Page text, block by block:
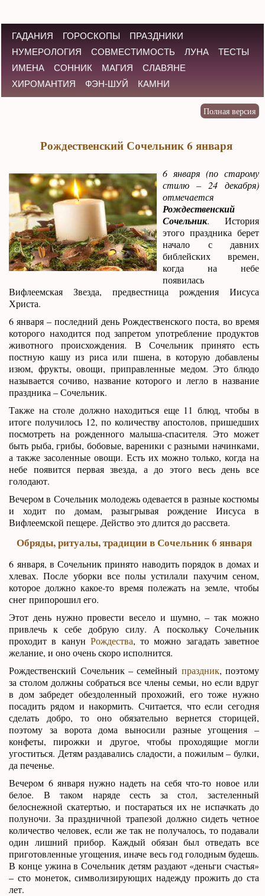
ГАДАНИЯ ГОРОСКОПЫ
ПРАЗДНИКИ
НУМЕРОЛОГИЯ
СОВМЕСТИМОСТЬ ЛУНА
ТЕСТЫ
ИМЕНА
СОННИК МАГИЯ
СЛАВЯНЕ
ХИРОМАНТИЯ
ФЭН-ШУЙ КАМНИ
Рождественский Сочельник 6 января
6 января (по старому
стилю – 24 декабря)
отмечается
Рождественский
Сочельник. История
этого праздника берет
начало с давних
библейских времен,
когда на небе
появилась
Вифлеемская Звезда, предвестница рождения Иисуса
Христа.
6 января – последний день Рождественского поста, во время
которого находится под запретом употребление продуктов
животного происхождения. В Сочельник принято есть
постную кашу из риса или пшена, в которую добавлены
изюм, фрукты, овощи, приправленные медом. Это блюдо
называется сочиво, название которого и легло в название
праздника – Сочельник.
Также на столе должно находиться еще 11 блюд, чтобы в
итоге получилось 12, по количеству апостолов, пришедших
посмотреть на рожденного малыша-спасителя. Это может
быть рыба, грибы, бобовые, вареники с разными начинками,
а также засоленные овощи. Есть их можно только, когда на
небе появится первая звезда, а до этого весь день все
голодают.
Вечером в Сочельник молодежь одевается в разные костюмы
и ходит по домам, разыгрывая рождение Иисуса в
Вифлеемской пещере. Действо это длится до рассвета.
Обряды, ритуалы, традиции в Сочельник 6 января
6 января, в Сочельник принято наводить порядок в домах и
хлевах. После уборки все полы устилали пахучим сеном,
которое должно какое-то время полежать на земле, чтобы
снег припорошил его.
Этот день нужно провести весело и шумно, – так можно
привлечь к себе добрую силу. А поскольку Сочельник
проходит в канун Рождества, то можно загадать заветное
желание, и оно очень скоро исполнится.
Рождественский Сочельник – семейный праздник, поэтому
за столом должны собраться все члены семьи, но если вдруг
в дом забредет обездоленный прохожий, его тоже нужно
посадить рядом и накормить. Считается, что если сегодня
сделать добро, то оно обязательно вернется сторицей,
поэтому за ворота дома выносили разные угощения –
конфеты, пирожки и другое, чтобы проходящие могли
угоститься. Детям раздавались сладости, а пожилым – булки,
да печенье.
Вечером 6 января нужно надеть на себя что-то новое или
белое. В таком наряде сесть за стол, застеленный
белоснежной скатертью, и постараться их не испачкать до
полуночи. За праздничной трапезой должно сидеть четное
количество человек, если же так не получалось, то подавали
один лишний прибор. Каждый обязан был отведать все
приготовленные угощения, иначе весь год голодным будешь.
В конце ужина в Сочельник детям раздают «деньги счастья»
– сто монеток, символизирующих надежду прожить до ста
лет.